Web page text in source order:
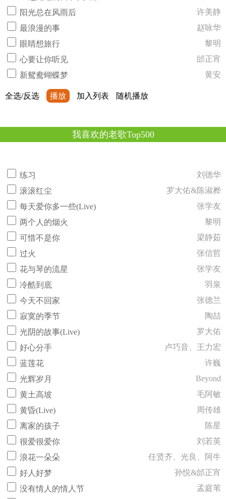
阳光总在风雨后
许美静
最浪漫的事
赵咏华
眼睛想旅行
黎明
心要让你听见
邰正宵
新鸳鸯蝴蝶梦
黄安
全选/反选 播放 加入列表 随机播放
我喜欢的老歌Top500
练习
刘德华
滚滚红尘
罗大佑&陈淑桦
每天爱你多一些(Live)
张学友
两个人的烟火
黎明
可惜不是你
梁静茹
过火
张信哲
花与琴的流星
张学友
冷酷到底
羽泉
今天不回家
张德兰
寂寞的季节
陶喆
光阴的故事(Live)
罗大佑
好心分手
卢巧音、王力宏
蓝莲花
许巍
光辉岁月
Beyond
黄土高坡
毛阿敏
黄昏(Live)
周传雄
离家的孩子
陈星
很爱很爱你
刘若英
浪花一朵朵
任贤齐、光良、阿牛
好人好梦
孙悦&邰正宵
没有情人的情人节
孟庭苇